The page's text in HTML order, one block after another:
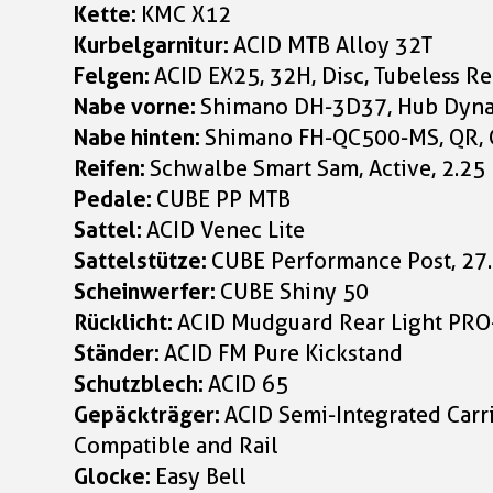
Kette: KMC X12
Kurbelgarnitur:ACID MTB Alloy 32T
Felgen:ACID EX25, 32H, Disc, Tubeless
Nabe vorne:Shimano DH-3D37, Hub
Nabe hinten:Shimano FH-QC500-MS,
Reifen:Schwalbe Smart Sam, Active, 2.25
Pedale: CUBE PP MTB
Sattel:ACID Venec Lite
Sattelstütze: CUBE Performance Post,
Scheinwerfer: CUBE Shiny 50
Rücklicht:ACID Mudguard Rear Light
Ständer:ACID FM Pure Kickstand
Schutzblech:ACID 65
Gepäckträger:ACID Semi-Integrated
Compatible and Rail
Glocke: Easy Bell